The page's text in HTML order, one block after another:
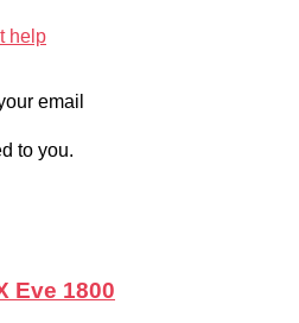
help
email
to you.
Eve 1800